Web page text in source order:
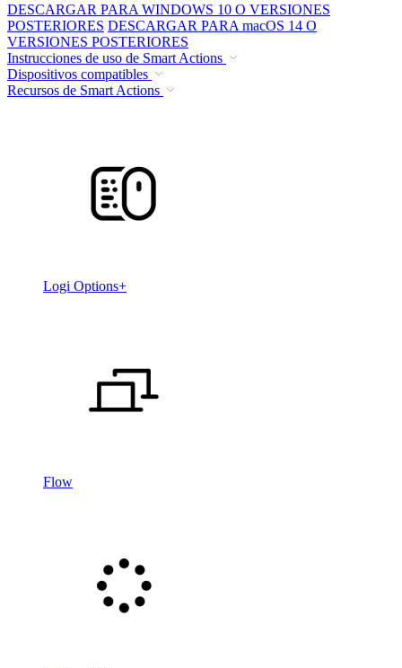
DESCARGAR PARA WINDOWS 10 O VERSIONES
POSTERIORES DESCARGAR PARA macOS 14 O
VERSIONES POSTERIORES
Instrucciones de uso de Smart Actions
Dispositivos compatibles
Recursos de Smart Actions
Logi Options+
Flow